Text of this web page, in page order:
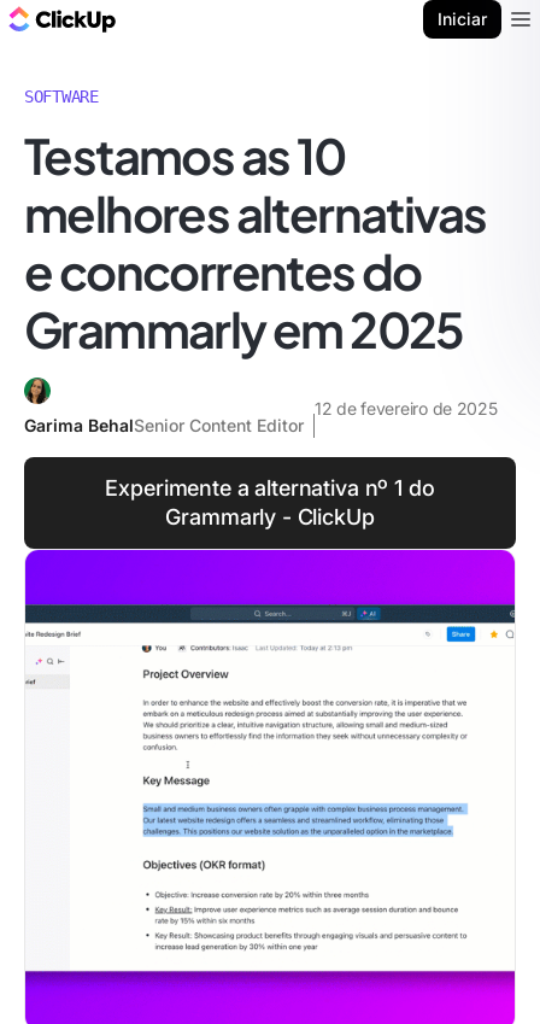
Iniciar
SOFTWARE
Testamos as 10
melhores alternativas
e concorrentes do
Grammarly em 2025
Garima BehalSenior Content Editor
12 de fevereiro de 2025
Experimente a alternativa nº 1 do
Grammarly - ClickUp